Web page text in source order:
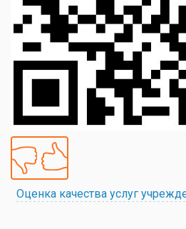
Оценка качества услуг